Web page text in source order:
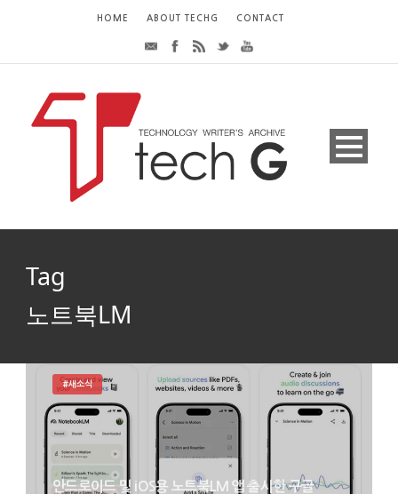
HOME ABOUT TECHG CONTACT
Tag
노트북LM
안드로이드 및 iOS용 노트북LM 앱 출시한 구글
#새소식